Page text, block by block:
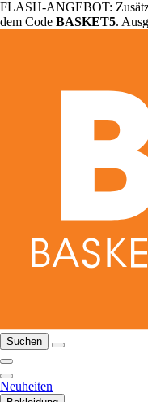
FLASH-ANGEBOT:
dem Code BASKET5.
Suchen
Neuheiten